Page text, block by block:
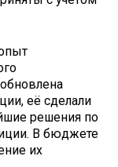
её сделали
решения по
В бюджете
их